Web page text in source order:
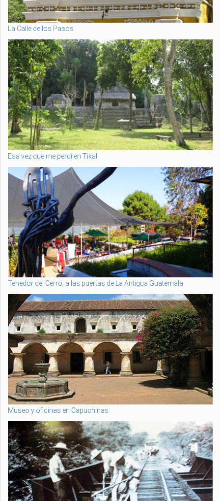
La Calle de los Pasos
Esa vez que me perdí en Tikal
Tenedor del Cerro, a las puertas de La Antigua Guatemala
Museo y oficinas en Capuchinas